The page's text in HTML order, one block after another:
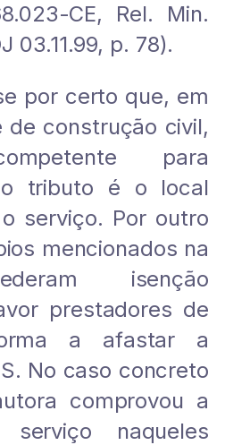
CE, Rel. Min.
03.11.99, p. 78).
por certo que, em
de construção civil,
para
tributo é o local
serviço. Por outro
mencionados na
isenção
prestadores de
a afastar a
No caso concreto
comprovou a
naqueles